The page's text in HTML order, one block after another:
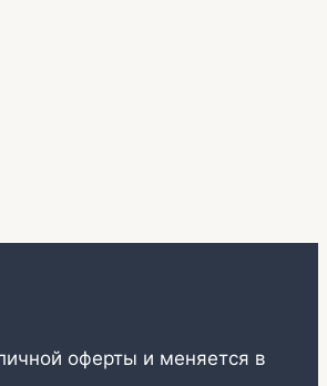
оферты и меняется в